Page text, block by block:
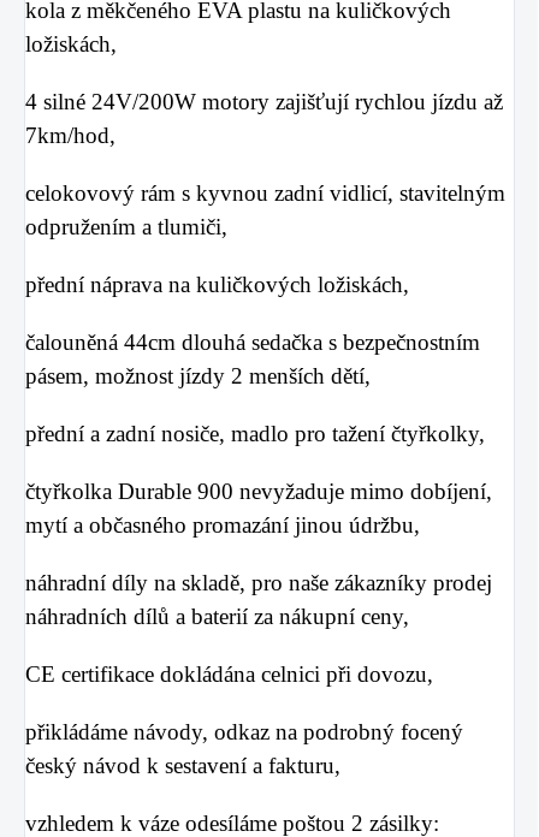
kola z měkčeného EVA plastu na kuličkových
ložiskách,
4 silné 24V/200W motory zajišťují rychlou jízdu až
7km/hod,
celokovový rám s kyvnou zadní vidlicí, stavitelným
odpružením a tlumiči,
přední náprava na kuličkových ložiskách,
čalouněná 44cm dlouhá sedačka s bezpečnostním
pásem, možnost jízdy 2 menších dětí,
přední a zadní nosiče, madlo pro tažení čtyřkolky,
čtyřkolka Durable 900 nevyžaduje mimo dobíjení,
mytí a občasného promazání jinou údržbu,
náhradní díly na skladě, pro naše zákazníky prodej
náhradních dílů a baterií za nákupní ceny,
CE certifikace dokládána celnici při dovozu,
přikládáme návody, odkaz na podrobný focený
český návod k sestavení a fakturu,
vzhledem k váze odesíláme poštou 2 zásilky: